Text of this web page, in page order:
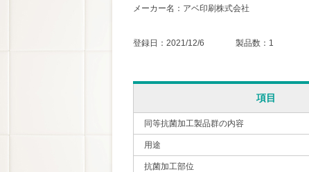
メーカー名：アベ印刷株式会社
登録日：2021/12/6 製品数：1
項目
同等抗菌加工製品群の内容
用途
抗菌加工部位